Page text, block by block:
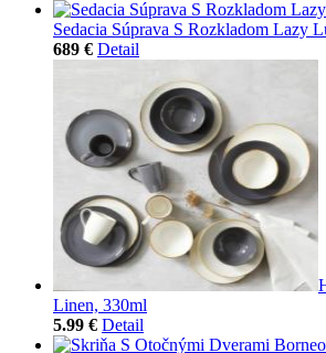
Sedacia Súprava S Rozkladom Lazy
689 € Detail
Linen, 330ml
5.99 € Detail